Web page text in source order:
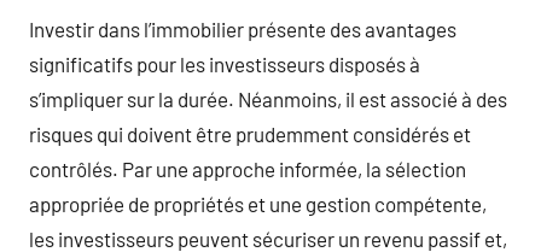
Investir dans l’immobilier présente des avantages
significatifs pour les investisseurs disposés à
s’impliquer sur la durée. Néanmoins, il est associé à des
risques qui doivent être prudemment considérés et
contrôlés. Par une approche informée, la sélection
appropriée de propriétés et une gestion compétente,
les investisseurs peuvent sécuriser un revenu passif et,